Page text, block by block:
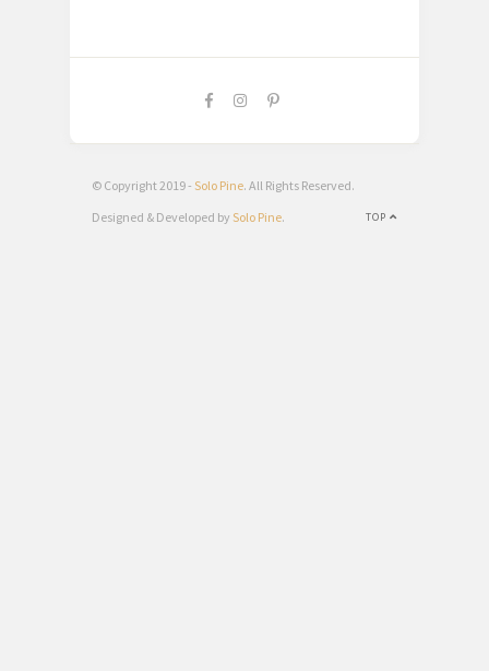
© Copyright 2019 - Solo Pine. All Rights Reserved.
TOP
Designed & Developed by Solo Pine.